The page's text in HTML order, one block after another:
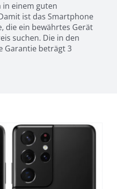
in einem guten
ist das Smartphone
die ein bewährtes Gerät
suchen. Die in den
Garantie beträgt 3